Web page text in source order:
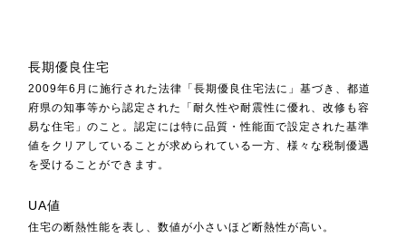
長期優良住宅
2009年6月に施行された法律「長期優良住宅法に」基づき、都道
府県の知事等から認定された「耐久性や耐震性に優れ、改修も容
易な住宅」のこと。認定には特に品質・性能面で設定された基準
値をクリアしていることが求められている一方、様々な税制優遇
を受けることができます。
UA値
住宅の断熱性能を表し、数値が小さいほど断熱性が高い。